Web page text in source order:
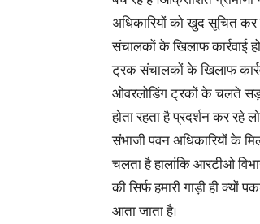
अधिकारियों को खुद सूचित
संचालकों के खिलाफ कार्रवाई
ट्रक संचालकों के खिलाफ
ओवरलोडिंग ट्रकों के चलते
होता रहता है प्रदर्शन कर रहे
संभाजी पवन अधिकारियों के
चलता है हालांकि आरटीओ
की सिर्फ हमारी गाड़ी ही
आता जाता है।